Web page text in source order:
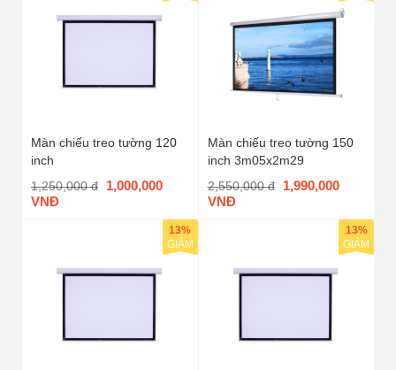
Màn chiếu treo tường 120
inch
1,250,000 đ
1,000,000
VNĐ
Màn chiếu treo tường 150
inch 3m05x2m29
2,550,000 đ
1,990,000
VNĐ
13%
GIẢM
13%
GIẢM